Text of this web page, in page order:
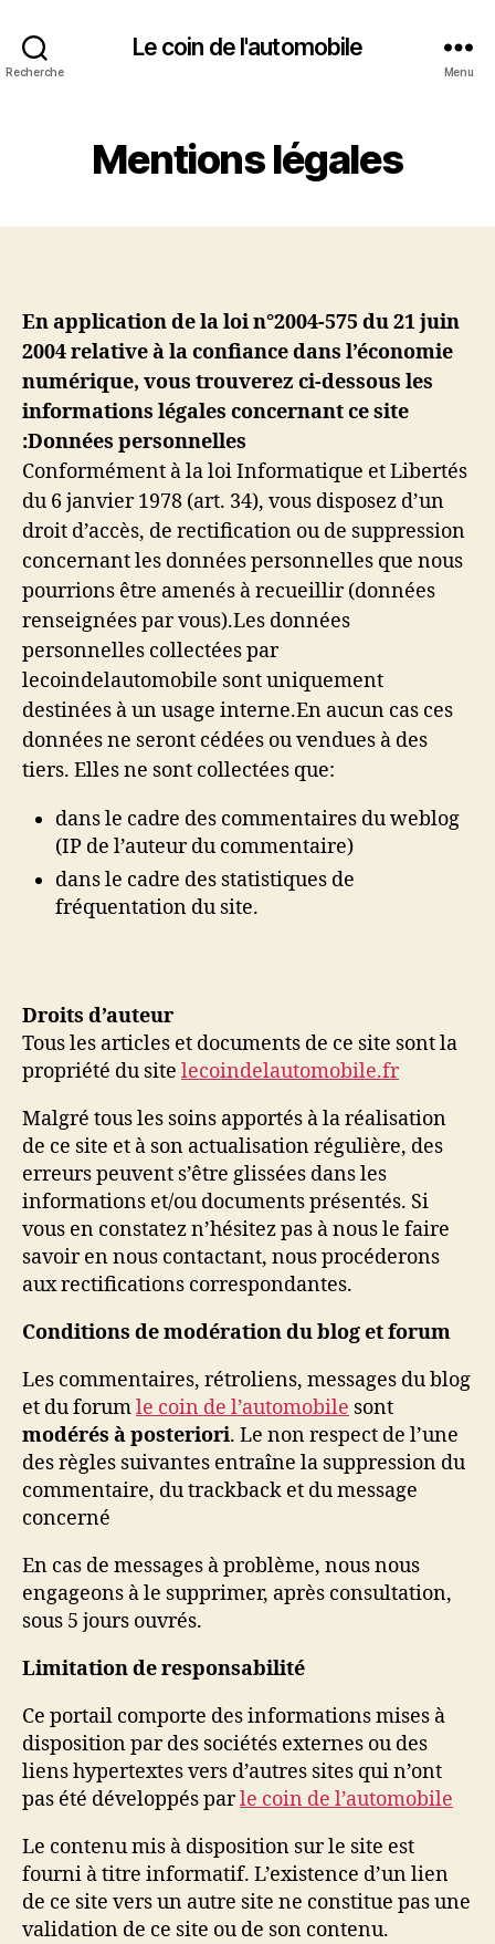
Recherche
Le coin de l'automobile
Menu
Mentions légales
En application de la loi n°2004-575 du 21 juin
2004 relative à la confiance dans l’économie
numérique, vous trouverez ci-dessous les
informations légales concernant ce site
:Données personnelles
Conformément à la loi Informatique et Libertés
du 6 janvier 1978 (art. 34), vous disposez d’un
droit d’accès, de rectification ou de suppression
concernant les données personnelles que nous
pourrions être amenés à recueillir (données
renseignées par vous).Les données
personnelles collectées par
lecoindelautomobile sont uniquement
destinées à un usage interne.En aucun cas ces
données ne seront cédées ou vendues à des
tiers. Elles ne sont collectées que:
dans le cadre des commentaires du weblog
(IP de l’auteur du commentaire)
dans le cadre des statistiques de
fréquentation du site.
Droits d’auteur
Tous les articles et documents de ce site sont la
propriété du site lecoindelautomobile.fr
Malgré tous les soins apportés à la réalisation
de ce site et à son actualisation régulière, des
erreurs peuvent s’être glissées dans les
informations et/ou documents présentés. Si
vous en constatez n’hésitez pas à nous le faire
savoir en nous contactant, nous procéderons
aux rectifications correspondantes.
Conditions de modération du blog et forum
Les commentaires, rétroliens, messages du blog
et du forumle coin de l’automobile sont
modérés à posteriori. Le non respect de l’une
des règles suivantes entraîne la suppression du
commentaire, du trackback et du message
concerné
En cas de messages à problème, nous nous
engageons à le supprimer, après consultation,
sous 5 jours ouvrés.
Limitation de responsabilité
Ce portail comporte des informations mises à
disposition par des sociétés externes ou des
liens hypertextes vers d’autres sites qui n’ont
pas été développés parle coin de l’automobile
Le contenu mis à disposition sur le site est
fourni à titre informatif. L’existence d’un lien
de ce site vers un autre site ne constitue pas une
validation de ce site ou de son contenu.